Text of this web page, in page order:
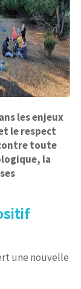
les enjeux
le respect
toute
la
une nouvelle